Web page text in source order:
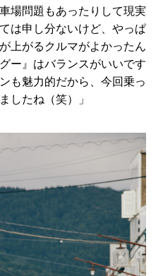
場問題もあったりして現実
は申し分ないけど、やっぱ
上がるクルマがよかったん
ー』はバランスがいいです
も魅力的だから、今回乗っ
したね（笑）」